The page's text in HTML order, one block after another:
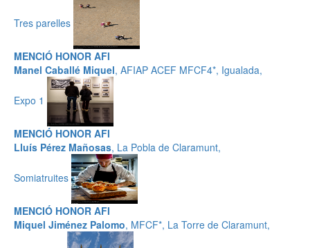
Tres parelles
MENCIÓ HONOR AFI
Manel Caballé Miquel, AFIAP ACEF MFCF4*, Igualada,
Expo 1
MENCIÓ HONOR AFI
Lluís Pérez Mañosas, La Pobla de Claramunt,
Somiatruites
MENCIÓ HONOR AFI
Miquel Jiménez Palomo, MFCF*, La Torre de Claramunt,